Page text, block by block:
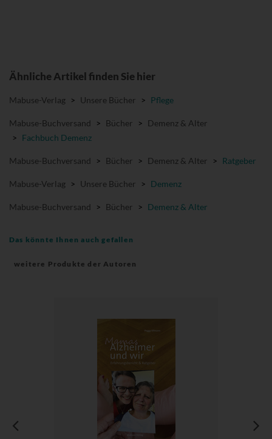
Ähnliche Artikel finden Sie hier
Mabuse-Verlag > Unsere Bücher > Pflege
Mabuse-Buchversand > Bücher > Demenz & Alter
> Fachbuch Demenz
Mabuse-Buchversand > Bücher > Demenz & Alter > Ratgeber
Mabuse-Verlag > Unsere Bücher > Demenz
Mabuse-Buchversand > Bücher > Demenz & Alter
Das könnte Ihnen auch gefallen
weitere Produkte der Autoren